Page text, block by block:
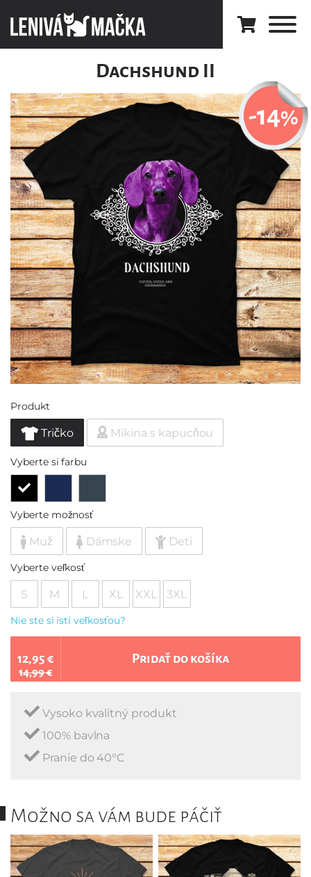
Dachshund II
-14%
Produkt
Tričko Mikina s kapucňou
Vyberte si farbu
Vyberte možnosť
Muž Dámske Deti
Vyberte veľkosť
S M L XL XXL 3XL
Nie ste si istí veľkosťou?
12,95 €
14,99 €
Pridať do košíka
Vysoko kvalitný produkt
100% bavlna
Pranie do 40°C
Možno sa vám bude páčiť